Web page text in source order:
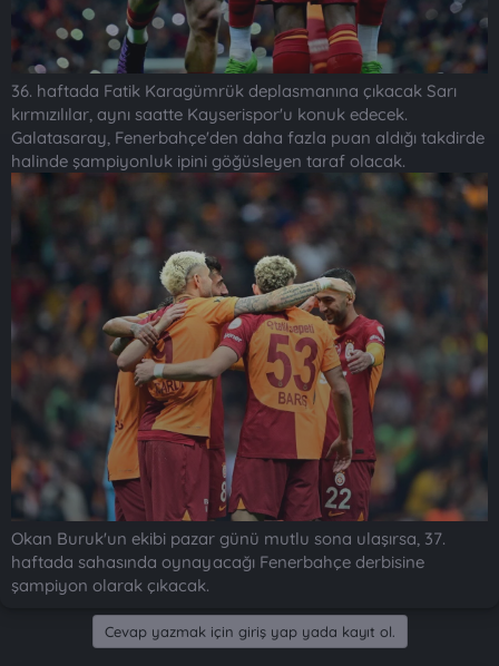
36. haftada Fatik Karagümrük deplasmanına çıkacak Sarı
kırmızılılar, aynı saatte Kayserispor'u konuk edecek.
Galatasaray, Fenerbahçe'den daha fazla puan aldığı takdirde
halinde şampiyonluk ipini göğüsleyen taraf olacak.
Okan Buruk'un ekibi pazar günü mutlu sona ulaşırsa, 37.
haftada sahasında oynayacağı Fenerbahçe derbisine
şampiyon olarak çıkacak.
Cevap yazmak için giriş yap yada kayıt ol.